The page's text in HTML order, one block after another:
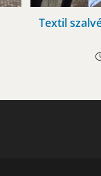
Textil